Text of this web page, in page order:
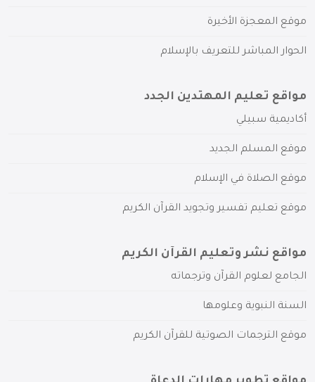
موقع المعجزة الأخيرة
الحوار المباشر للتعريف بالإسلام
مواقع تعليم المهتدين الجدد
أكاديمية سبيلي
موقع المسلم الجديد
موقع الصلاة في الإسلام
موقع تعليم تفسير وتجويد القرآن الكريم
مواقع نشر وتعليم القرآن الكريم
الجامع لعلوم القرآن وترجماته
السنة النبوية وعلومها
موقع الترجمات الصوتية للقرآن الكريم